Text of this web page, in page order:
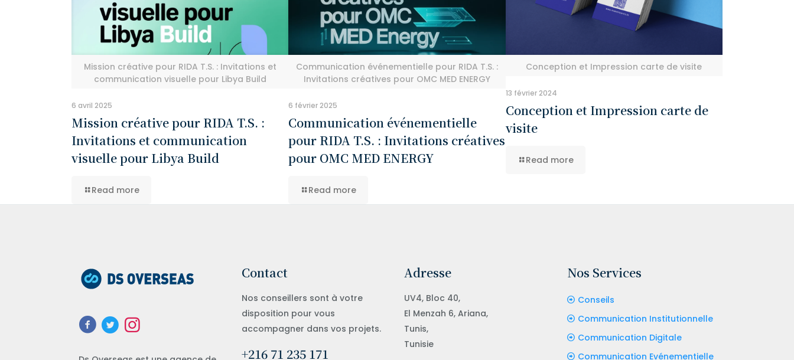
Mission créative pour RIDA T.S. : Invitations et
communication visuelle pour Libya Build
6 avril 2025
Mission créative pour RIDA T.S. :
Invitations et communication
visuelle pour Libya Build
Read more
Communication événementielle pour RIDA T.S. :
Invitations créatives pour OMC MED ENERGY
6 février 2025
Communication événementielle
pour RIDA T.S. : Invitations créatives
pour OMC MED ENERGY
Read more
Conception et Impression carte de visite
13 février 2024
Conception et Impression carte de
visite
Read more
Contact
Nos conseillers sont à votre
disposition pour vous
accompagner dans vos projets.
+216 71 235 171
Adresse
UV4, Bloc 40,
El Menzah 6, Ariana,
Tunis,
Tunisie
Nos Services
Conseils
Communication Institutionnelle
Communication Digitale
Communication Evénementielle